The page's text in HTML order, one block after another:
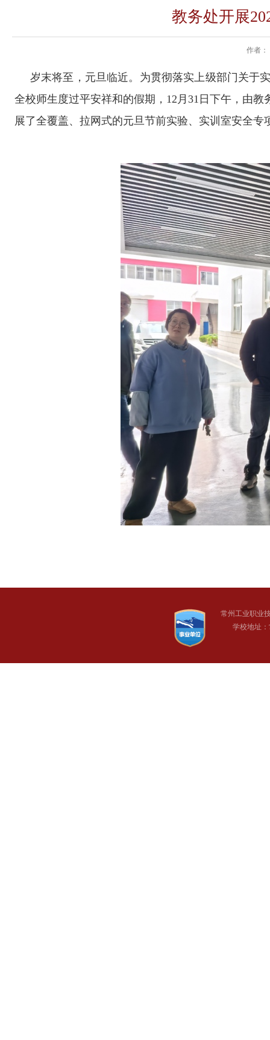
教务处开展
作者：
岁末将至，元旦临近。为贯彻落实上级部门关于
全校师生度过平安祥和的假期，12月31日下午，由
展了全覆盖、拉网式的元旦节前实验、实训室安全专
常州工业职业
学校地址